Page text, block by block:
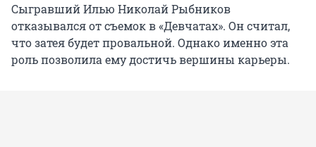
Сыгравший Илью Николай Рыбников
отказывался от съемок в «Девчатах». Он считал,
что затея будет провальной. Однако именно эта
роль позволила ему достичь вершины карьеры.